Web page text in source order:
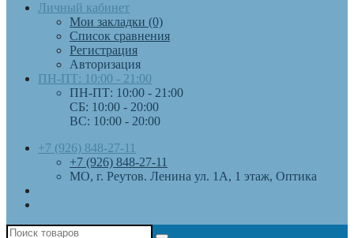
Личный кабинет
Мои закладки (0)
Список сравнения
Регистрация
Авторизация
ПН-ПТ: 10:00 - 21:00
ПН-ПТ: 10:00 - 21:00
СБ: 10:00 - 20:00
ВС: 10:00 - 20:00
+7 (926) 848-27-11
+7 (926) 848-27-11
МО, г. Реутов. Ленина ул. 1А, 1 этаж, Оптика